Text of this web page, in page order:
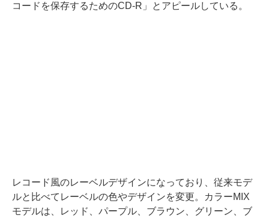
コードを保存するためのCD-R」とアピールしている。
レコード風のレーベルデザインになっており、従来モデ
ルと比べてレーベルの色やデザインを変更。カラーMIX
モデルは、レッド、パープル、ブラウン、グリーン、ブ